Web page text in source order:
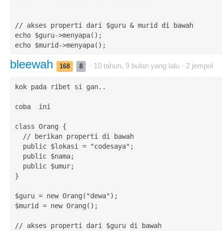
// akses properti dari $guru & murid di bawah
echo $guru->menyapa();
echo $murid->menyapa();
bleewah 168 8 · 10 tahun, 9 bulan yang lalu · 2 jempol
kok pada ribet si gan..
coba  ini
class Orang {
}
$guru = new Orang("dewa");
$murid = new Orang();
// akses properti dari $guru di bawah